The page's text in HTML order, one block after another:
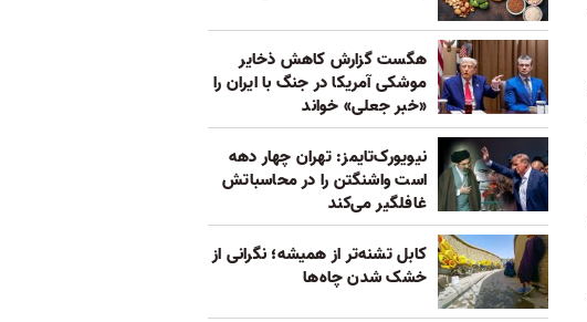
هگست گزارش کاهش ذخایر
موشکی آمریکا در جنگ با ایران را
«خبر جعلی» خواند
نیویورک‌تایمز: تهران چهار دهه
است واشنگتن را در محاسباتش
غافلگیر می‌کند
کابل تشنه‌تر از همیشه؛ نگرانی از
خشک‌ شدن چاه‌ها